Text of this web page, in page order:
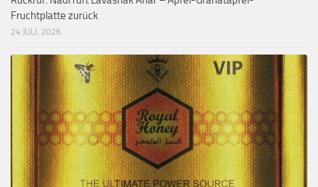
Fruchtplatte zurück
24 JULI, 2026